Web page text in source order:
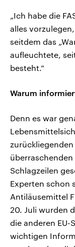
„Ich habe die
alles
seitdem das
aufleuchtete,
besteht.“
Warum
Denn es war
Schlagzeilen
Experten schon
Antiläusemittel
20. Juli wurden
die anderen
wichtigen